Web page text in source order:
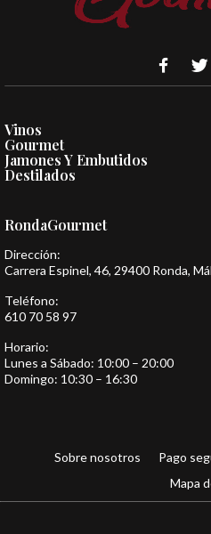
Vinos
Gourmet
Jamones Y Embutidos
Destilados
RondaGourmet
Dirección:
Carrera Espinel, 46, 29400 Ronda,
Teléfono:
610 70 58 97
Horario:
Lunes a Sábado: 10:00 – 20:00
Domingo: 10:30 – 16:30
Sobre nosotros Pago
Mapa